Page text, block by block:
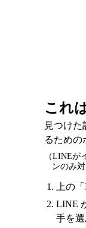
これ
見つけ
るための
（LINEが
ンのみ対
上の
LINE
手を選